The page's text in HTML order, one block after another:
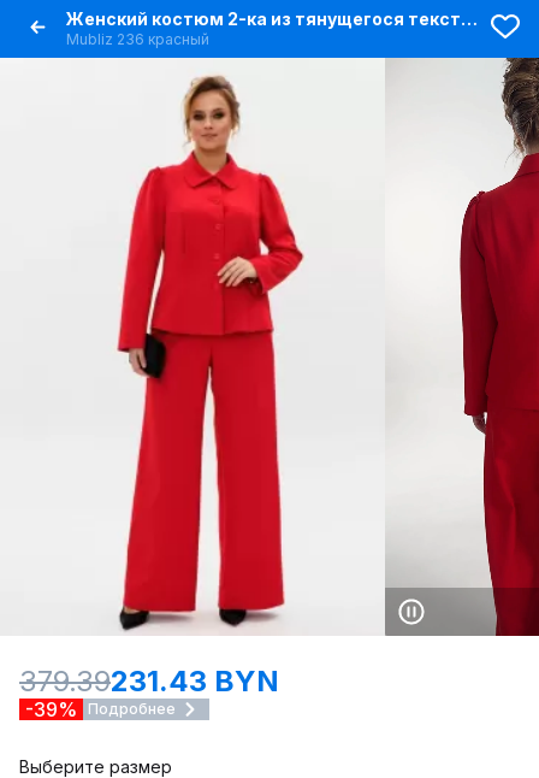
Женский костюм 2-ка из тянущегося текстиля для деловых будней
Mubliz 236 красный
379.39231.43 BYN
-39% Подробнее
Выберите размер